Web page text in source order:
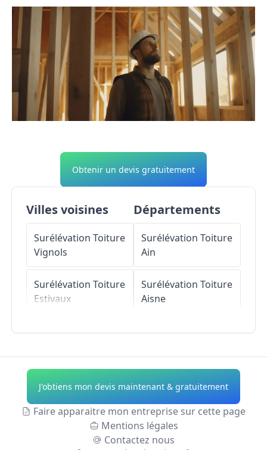
Obtenir un devis gratuitement
Villes voisines
Surélévation Toiture
Vignols
Surélévation Toiture
Estivaux
Surélévation Toiture
Beyssac
Surélévation Toiture
Départements
Surélévation Toiture
Ain
Surélévation Toiture
Aisne
Surélévation Toiture
Alpes-de-Haute-
Provence
Surélévation Toiture
J'obtiens mon devis maintenant & gratuitement
Faire apparaitre mon entreprise sur cette page
Mentions légales
Contactez nous